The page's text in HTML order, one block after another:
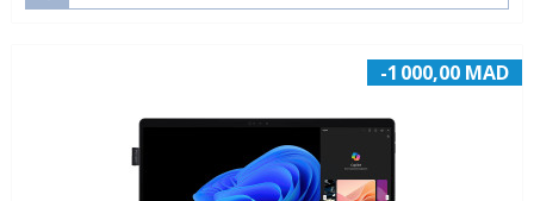
-1 000,00 MAD